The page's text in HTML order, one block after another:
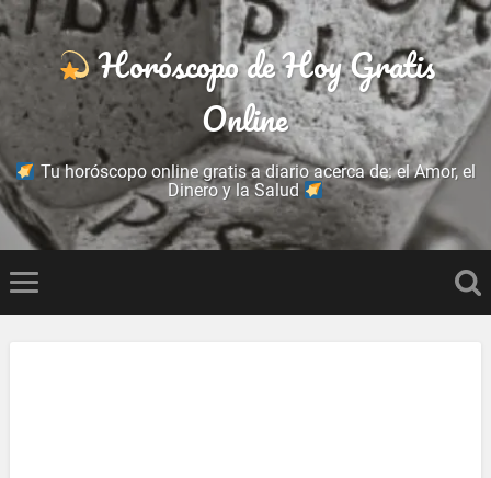
Horóscopo de Hoy Gratis
Online
Tu horóscopo online gratis a diario acerca de: el Amor, el
Dinero y la Salud